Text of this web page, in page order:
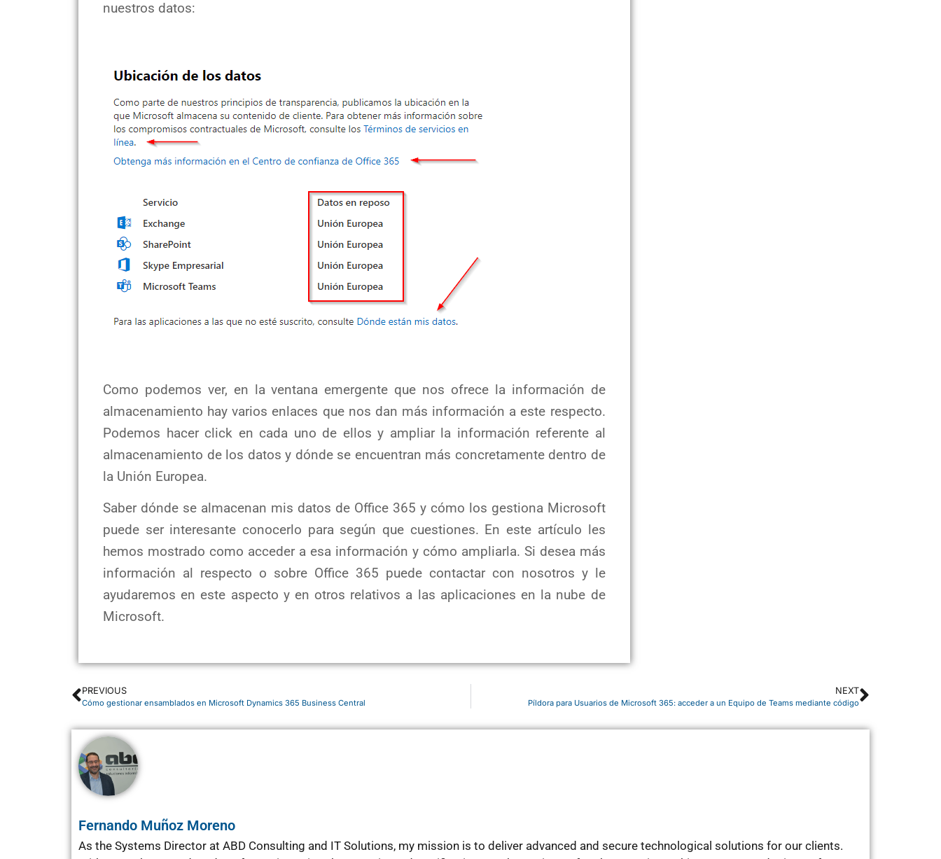
nuestros datos:
Como podemos ver, en la ventana emergente que nos ofrece la información de
almacenamiento hay varios enlaces que nos dan más información a este respecto.
Podemos hacer click en cada uno de ellos y ampliar la información referente al
almacenamiento de los datos y dónde se encuentran más concretamente dentro de
la Unión Europea.
Saber dónde se almacenan mis datos de Office 365 y cómo los gestiona Microsoft
puede ser interesante conocerlo para según que cuestiones. En este artículo les
hemos mostrado como acceder a esa información y cómo ampliarla. Si desea más
información al respecto o sobre Office 365 puede contactar con nosotros y le
ayudaremos en este aspecto y en otros relativos a las aplicaciones en la nube de
Microsoft.
PREVIOUS
Cómo gestionar ensamblados en Microsoft Dynamics 365 Business Central
NEXT
Píldora para Usuarios de Microsoft 365: acceder a un Equipo de Teams mediante código
Fernando Muñoz Moreno
As the Systems Director at ABD Consulting and IT Solutions, my mission is to deliver advanced and secure technological solutions for our clients.